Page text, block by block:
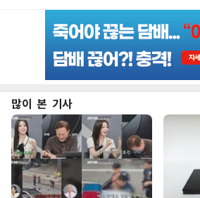
많이 본 기사